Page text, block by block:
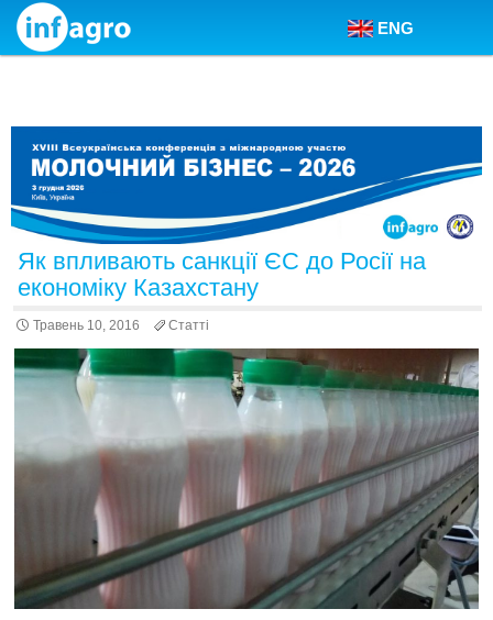
Skip to content
ENG
Як впливають санкції ЄС до Росії на
економіку Казахстану
Травень 10, 2016 Статті